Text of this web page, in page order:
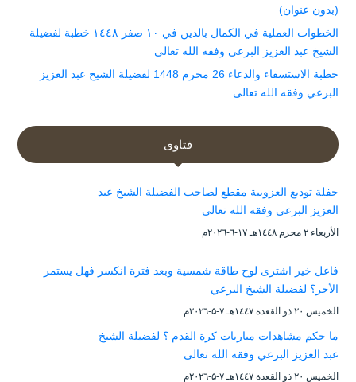
(بدون عنوان)
الخطوات العملية في الكمال بالدين في ١٠ صفر ١٤٤٨ خطبة لفضيلة
الشيخ عبد العزيز البرعي وفقه الله تعالى
خطبة الاستسقاء والدعاء 26 محرم 1448 لفضيلة الشيخ عبد العزيز
البرعي وفقه الله تعالى
فتاوى
حفلة توديع العزوبية مقطع لصاحب الفضيلة الشيخ عبد
العزيز البرعي وفقه الله تعالى
الأربعاء ۲ محرم ۱٤٤۸هـ ۱۷-٦-۲۰۲٦م
فاعل خير اشترى لوح طاقة شمسية وبعد فترة انكسر فهل يستمر
الأجر؟ لفضيلة الشيخ البرعي
الخميس ۲۰ ذو القعدة ۱٤٤۷هـ ۷-۵-۲۰۲٦م
ما حكم مشاهدات مباريات كرة القدم ؟ لفضيلة الشيخ
عبد العزيز البرعي وفقه الله تعالى
الخميس ۲۰ ذو القعدة ۱٤٤۷هـ ۷-۵-۲۰۲٦م